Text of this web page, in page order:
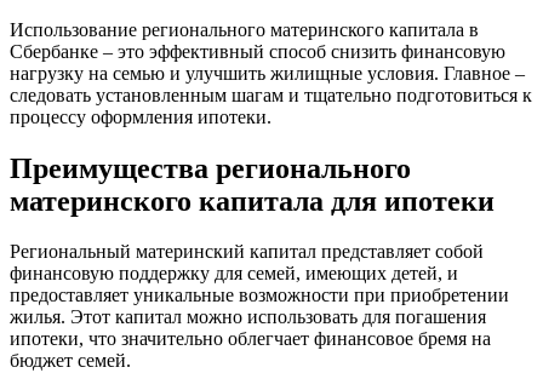
Использование регионального материнского капитала в
Сбербанке – это эффективный способ снизить финансовую
нагрузку на семью и улучшить жилищные условия. Главное –
следовать установленным шагам и тщательно подготовиться к
процессу оформления ипотеки.
Преимущества регионального
материнского капитала для ипотеки
Региональный материнский капитал представляет собой
финансовую поддержку для семей, имеющих детей, и
предоставляет уникальные возможности при приобретении
жилья. Этот капитал можно использовать для погашения
ипотеки, что значительно облегчает финансовое бремя на
бюджет семей.